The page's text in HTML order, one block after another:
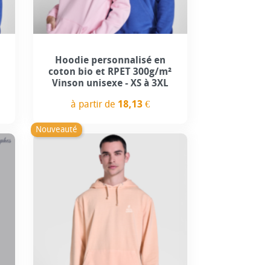
Hoodie personnalisé en
coton bio et RPET 300g/m²
Vinson unisexe - XS à 3XL
à partir de 18,13 €
Nouveauté